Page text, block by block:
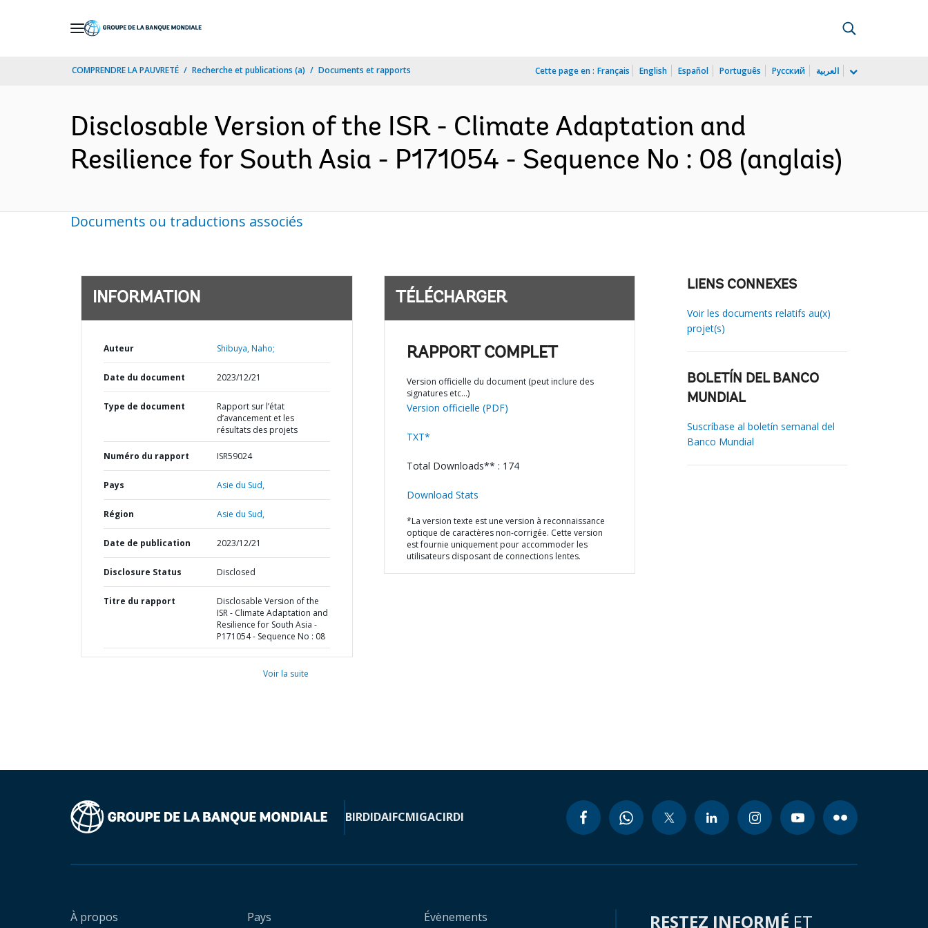
COMPRENDRE LA PAUVRETÉ Recherche et publications (a) Documents et rapports Cette page en : Français English Español Português Русский العربية
Disclosable Version of the ISR - Climate Adaptation and
Resilience for South Asia - P171054 - Sequence No : 08 (anglais)
Documents ou traductions associés
INFORMATION
Auteur Shibuya, Naho;
Date du document 2023/12/21
Type de document
Rapport sur l’état
d’avancement et les
résultats des projets
Numéro du rapport ISR59024
Pays Asie du Sud,
Région Asie du Sud,
Date de publication 2023/12/21
Disclosure Status Disclosed
Titre du rapport
Disclosable Version of the
ISR - Climate Adaptation and
Resilience for South Asia -
P171054 - Sequence No : 08
Voir la suite
TÉLÉCHARGER
RAPPORT COMPLET
Version officielle du document (peut inclure des
signatures etc…)
Version officielle (PDF)
TXT*
Total Downloads** : 174
Download Stats
*La version texte est une version à reconnaissance
optique de caractères non-corrigée. Cette version
est fournie uniquement pour accommoder les
utilisateurs disposant de connections lentes.
LIENS CONNEXES
Voir les documents relatifs au(x)
projet(s)
BOLETÍN DEL BANCO
MUNDIAL
Suscríbase al boletín semanal del
Banco Mundial
BIRDIDAIFCMIGACIRDI
À propos Pays Évènements RESTEZ INFORMÉ ET